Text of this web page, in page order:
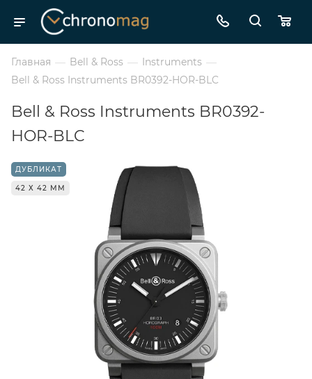
Главная — Bell & Ross — Instruments —
Bell & Ross Instruments BR0392-HOR-BLC
Bell & Ross Instruments BR0392-
HOR-BLC
ДУБЛИКАТ
42 Х 42 ММ